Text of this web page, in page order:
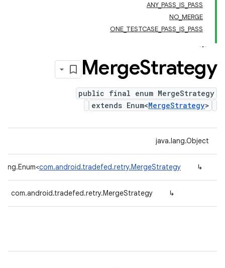
ANY_PASS_IS_PASS
NO_MERGE
ONE_TESTCASE_PASS_IS_PASS
MergeStrategy
public final enum MergeStrategy
extends Enum<MergeStrategy>
java.lang.Object
↳
com.android.tradefed.retry.MergeStrategy
↳
com.android.tradefed.retry.MergeStrategy